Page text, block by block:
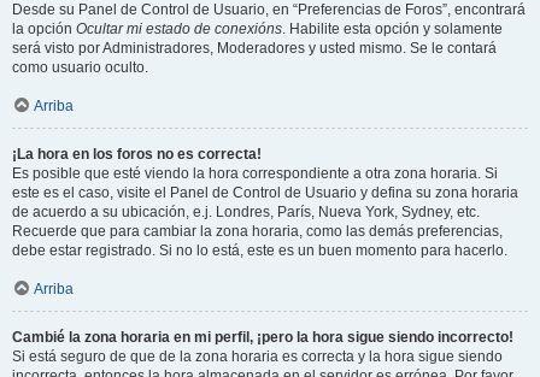
Desde su Panel de Control de Usuario, en “Preferencias de Foros”, encontrará
la opción Ocultar mi estado de conexións. Habilite esta opción y solamente
será visto por Administradores, Moderadores y usted mismo. Se le contará
como usuario oculto.
Arriba
¡La hora en los foros no es correcta!
Es posible que esté viendo la hora correspondiente a otra zona horaria. Si
este es el caso, visite el Panel de Control de Usuario y defina su zona horaria
de acuerdo a su ubicación, e.j. Londres, París, Nueva York, Sydney, etc.
Recuerde que para cambiar la zona horaria, como las demás preferencias,
debe estar registrado. Si no lo está, este es un buen momento para hacerlo.
Arriba
Cambié la zona horaria en mi perfil, ¡pero la hora sigue siendo incorrecto!
Si está seguro de que de la zona horaria es correcta y la hora sigue siendo